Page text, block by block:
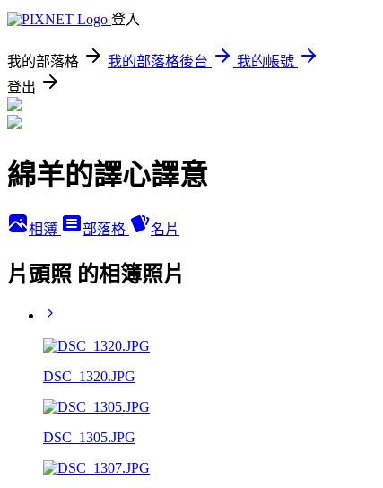
登入
我的部落格 我的部落格後台
我的帳號
登出
綿羊的譯心譯意
相簿 部落格 名片
片頭照 的相簿照片
DSC_1320.JPG
DSC_1305.JPG